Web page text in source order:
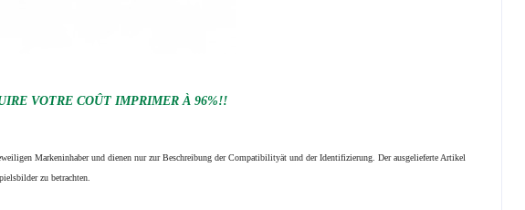
VOTRE COÛT IMPRIMER À 96%!!
Markeninhaber und dienen nur zur Beschreibung der Compatibilityät und der Identifizierung. Der ausgelieferte Artikel
zu betrachten.